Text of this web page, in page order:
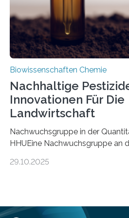
Mückenlarve aus dem
Biowissenschaften Chemie
Nachhaltige
Innovationen Für Die
Landwirtschaft
Nachwuchsgruppe in der
HHUEine Nachwuchsgruppe an
fünf Jahren erforschen, wie
Insektenblume. Das
29.10.2025